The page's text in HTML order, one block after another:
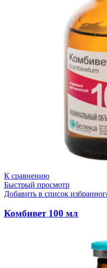
К сравнению
Быстрый просмотр
Добавить в список
Комбивет 100 мл